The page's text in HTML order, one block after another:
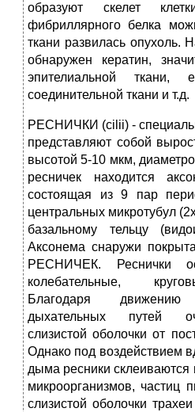
образуют скелет
фибриллярного белка
ткани развилась опухоль.
обнаружен кератин,
эпителиальной
соединительной ткани и т.д.
РЕСНИЧКИ (cilii) -
представляют собой
высотой 5-10 мкм,
ресничек находится
состоящая из 9 пар
центральных микротубул
базальному тельцу
Аксонема снаружи
РЕСНИЧЕК. Реснички
колебательные,
Благодаря
дыхательных путей
слизистой оболочки от
Однако под воздействием
дыма ресники склеиваются
микроорганизмов, частиц
слизистой оболочки